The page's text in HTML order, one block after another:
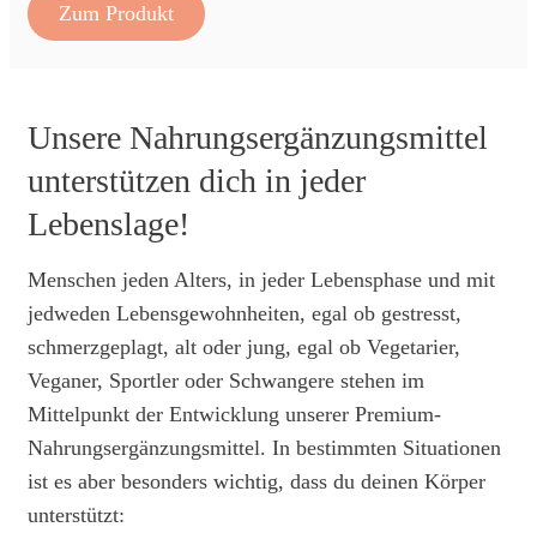
Zum Produkt
Unsere Nahrungsergänzungsmittel
unterstützen dich in jeder
Lebenslage!
Menschen jeden Alters, in jeder Lebensphase und mit
jedweden Lebensgewohnheiten, egal ob gestresst,
schmerzgeplagt, alt oder jung, egal ob Vegetarier,
Veganer, Sportler oder Schwangere stehen im
Mittelpunkt der Entwicklung unserer Premium-
Nahrungsergänzungsmittel. In bestimmten Situationen
ist es aber besonders wichtig, dass du deinen Körper
unterstützt: